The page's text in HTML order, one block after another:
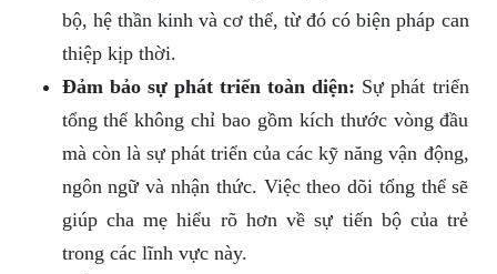
bộ, hệ thần kinh và cơ thể, từ đó có biện pháp can
thiệp kịp thời.
Đảm bảo sự phát triển toàn diện: Sự phát triển
tổng thể không chỉ bao gồm kích thước vòng đầu
mà còn là sự phát triển của các kỹ năng vận động,
ngôn ngữ và nhận thức. Việc theo dõi tổng thể sẽ
giúp cha mẹ hiểu rõ hơn về sự tiến bộ của trẻ
trong các lĩnh vực này.